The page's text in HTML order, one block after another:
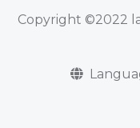
Copyright ©2022